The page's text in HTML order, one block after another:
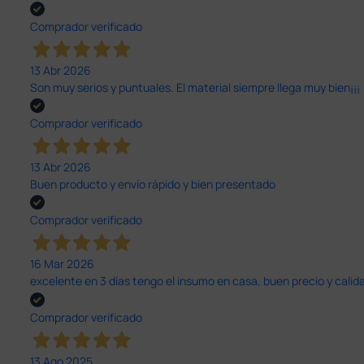
Comprador verificado
13 Abr 2026
Son muy serios y puntuales. El material siempre llega muy bien¡¡¡
Comprador verificado
13 Abr 2026
Buen producto y envío rápido y bien presentado
Comprador verificado
16 Mar 2026
excelente en 3 días tengo el insumo en casa, buen precio y
Comprador verificado
13 Ago 2025